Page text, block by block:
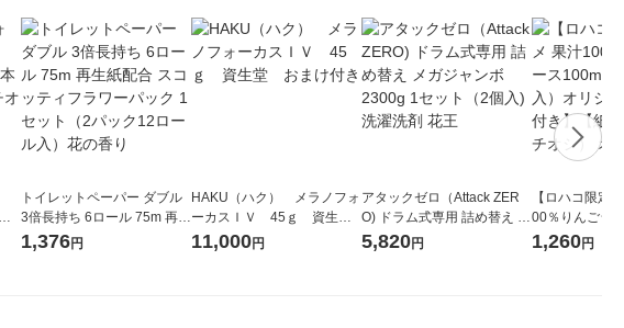
トイレットペーパー ダブル
3倍長持ち 6ロール 75m 再生
紙配合 スコッティフラワー
1,376円
HAKU（ハク） メラノフォ
ーカスＩＶ 45ｇ 資生
堂 おまけ付き
11,000円
アタックゼロ（Attack ZER
O) ドラム式専用 詰め替え メ
ガジャンボ 2300g 1セット
5,820円
【ロハコ限定
00％りんごジ
箱（18本入）
1,260円